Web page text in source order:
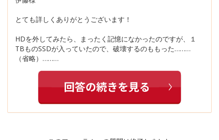
とても詳しくありがとうございます！
HDを外してみたら、まったく記憶になかったのですが、１
TBものSSDが入っていたので、破壊するのももった………
（省略）………